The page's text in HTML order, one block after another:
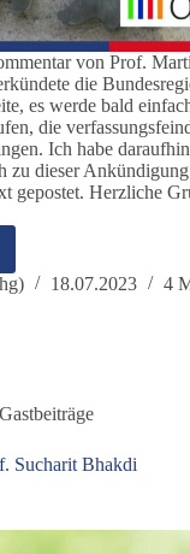
von Prof.
die
es werde bald
die
Ich habe
zu dieser
gepostet. Herzliche
18.07.2023 4
Gastbeiträge
Sucharit Bhakdi